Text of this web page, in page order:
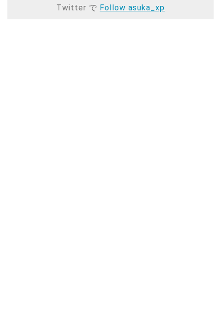
Twitter で Follow asuka_xp